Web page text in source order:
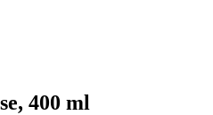
400 ml